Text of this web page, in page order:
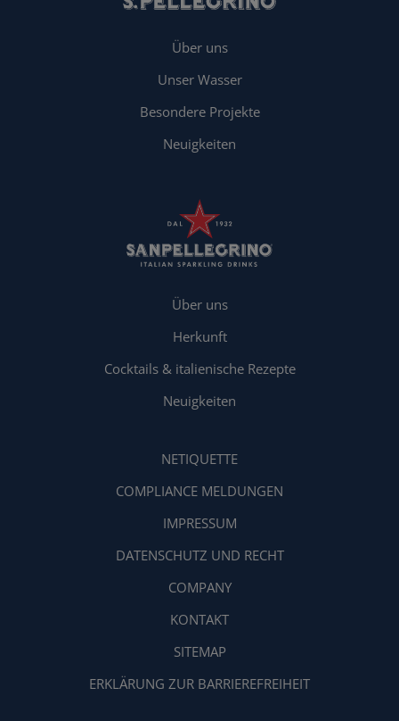
Über uns
Unser Wasser
Besondere Projekte
Neuigkeiten
Über uns
Herkunft
Cocktails & italienische Rezepte
Neuigkeiten
NETIQUETTE
COMPLIANCE MELDUNGEN
IMPRESSUM
DATENSCHUTZ UND RECHT
COMPANY
KONTAKT
SITEMAP
ERKLÄRUNG ZUR BARRIEREFREIHEIT